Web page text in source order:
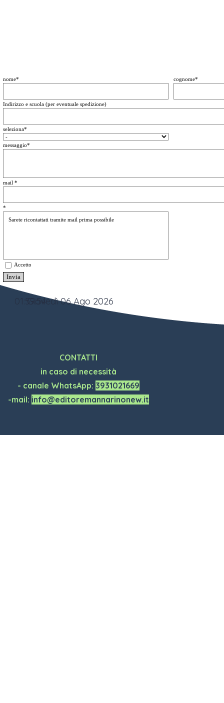
nome* cognome*
Indirizzo e scuola (per eventuale spedizione)
seleziona*
messaggio*
mail*
*
Sarete ricontattati tramite mail prima possibile
Accetto
01:59:54Giovedì 06 Ago 2026
CONTATTI
in caso di necessità
- canale WhatsApp: 3931021669
-mail: info@editoremannarinonew.it